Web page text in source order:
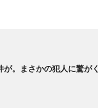
。まさかの犯人に驚がく